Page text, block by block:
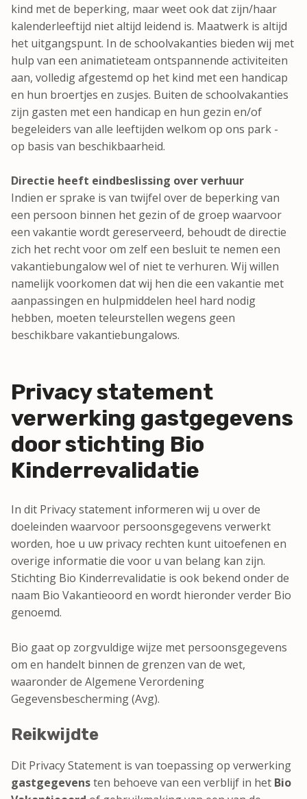
kind met de beperking, maar weet ook dat zijn/haar
kalenderleeftijd niet altijd leidend is. Maatwerk is altijd
het uitgangspunt. In de schoolvakanties bieden wij met
hulp van een animatieteam ontspannende activiteiten
aan, volledig afgestemd op het kind met een handicap
en hun broertjes en zusjes. Buiten de schoolvakanties
zijn gasten met een handicap en hun gezin en/of
begeleiders van alle leeftijden welkom op ons park -
op basis van beschikbaarheid.
Directie heeft eindbeslissing over verhuur
Indien er sprake is van twijfel over de beperking van
een persoon binnen het gezin of de groep waarvoor
een vakantie wordt gereserveerd, behoudt de directie
zich het recht voor om zelf een besluit te nemen een
vakantiebungalow wel of niet te verhuren. Wij willen
namelijk voorkomen dat wij hen die een vakantie met
aanpassingen en hulpmiddelen heel hard nodig
hebben, moeten teleurstellen wegens geen
beschikbare vakantiebungalows.
Privacy statement
verwerking gastgegevens
door stichting Bio
Kinderrevalidatie
In dit Privacy statement informeren wij u over de
doeleinden waarvoor persoonsgegevens verwerkt
worden, hoe u uw privacy rechten kunt uitoefenen en
overige informatie die voor u van belang kan zijn.
Stichting Bio Kinderrevalidatie is ook bekend onder de
naam Bio Vakantieoord en wordt hieronder verder Bio
genoemd.
Bio gaat op zorgvuldige wijze met persoonsgegevens
om en handelt binnen de grenzen van de wet,
waaronder de Algemene Verordening
Gegevensbescherming (Avg).
Reikwijdte
Dit Privacy Statement is van toepassing op verwerking
gastgegevensten behoeve van een verblijf in het Bio